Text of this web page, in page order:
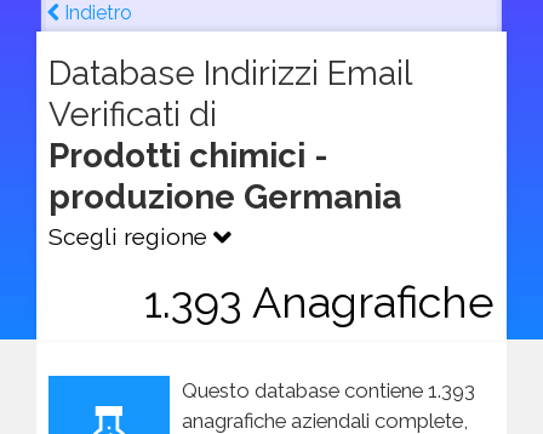
Indietro
Database Indirizzi Email
Verificati di
Prodotti chimici -
produzione Germania
Scegli regione
1.393 Anagrafiche
Questo database contiene 1.393
anagrafiche aziendali complete,